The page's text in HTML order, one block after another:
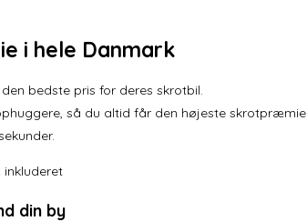
i hele Danmark
bedste pris for deres skrotbil.
så du altid får den højeste skrotpræmie.
inkluderet
din by